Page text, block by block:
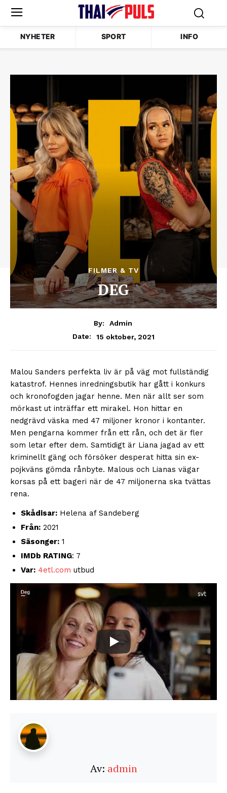
NYHETER SPORT INFO
FILMER & TV
DEG
By:
Admin
Date:
15 oktober, 2021
Malou Sanders perfekta liv är på väg mot fullständig
katastrof. Hennes inredningsbutik har gått i konkurs
och kronofogden jagar henne. Men när allt ser som
mörkast ut inträffar ett mirakel. Hon hittar en
nedgrävd väska med 47 miljoner kronor i kontanter.
Men pengarna kommer från ett rån, och det är fler
som letar efter dem. Samtidigt är Liana jagad av ett
kriminellt gäng och försöker desperat hitta sin ex-
pojkväns gömda rånbyte. Malous och Lianas vägar
korsas på ett bageri när de 47 miljonerna ska tvättas
rena.
Skådisar: Helena af Sandeberg
Från: 2021
Säsonger: 1
IMDb RATING: 7
Var: 4etl.com utbud
Av: admin